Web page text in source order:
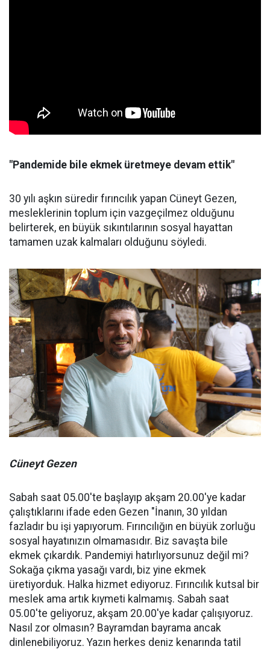
"Pandemide bile ekmek üretmeye devam ettik"
30 yılı aşkın süredir fırıncılık yapan Cüneyt Gezen,
mesleklerinin toplum için vazgeçilmez olduğunu
belirterek, en büyük sıkıntılarının sosyal hayattan
tamamen uzak kalmaları olduğunu söyledi.
Cüneyt Gezen
Sabah saat 05.00'te başlayıp akşam 20.00'ye kadar
çalıştıklarını ifade eden Gezen "İnanın, 30 yıldan
fazladır bu işi yapıyorum. Fırıncılığın en büyük zorluğu
sosyal hayatınızın olmamasıdır. Biz savaşta bile
ekmek çıkardık. Pandemiyi hatırlıyorsunuz değil mi?
Sokağa çıkma yasağı vardı, biz yine ekmek
üretiyorduk. Halka hizmet ediyoruz. Fırıncılık kutsal bir
meslek ama artık kıymeti kalmamış. Sabah saat
05.00'te geliyoruz, akşam 20.00'ye kadar çalışıyoruz.
Nasıl zor olmasın? Bayramdan bayrama ancak
dinlenebiliyoruz. Yazın herkes deniz kenarında tatil